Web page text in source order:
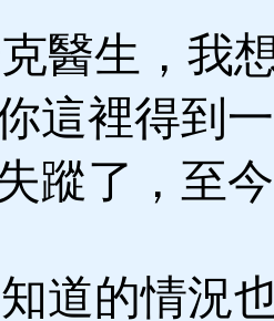
醫生，我
這裡得到
蹤了，至
道的情況